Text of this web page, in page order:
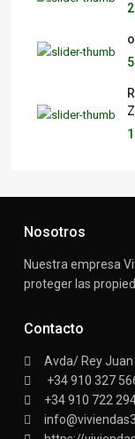
Nosotros
Nuestra empresa
proteger las
Contacto
Avda/ Rey Juan
+34 910 327
+34 910 722